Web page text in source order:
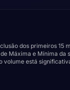
dos primeiros 15
Máxima e Mínima da
volume está